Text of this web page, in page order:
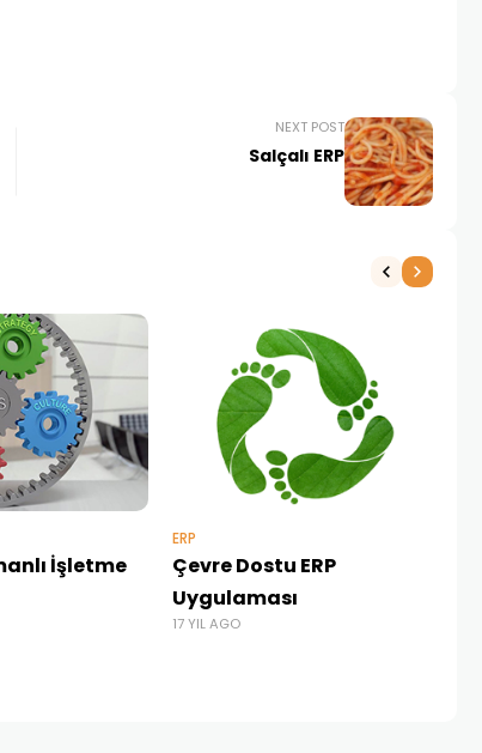
NEXT POST
Salçalı ERP
İşletme
ERP
Çevre Dostu ERP
Uygulaması
17 YIL AGO